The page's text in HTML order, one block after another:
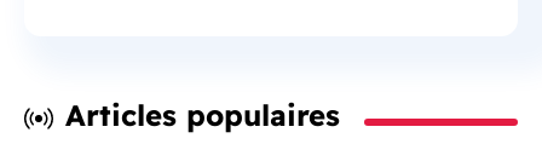
Articles populaires